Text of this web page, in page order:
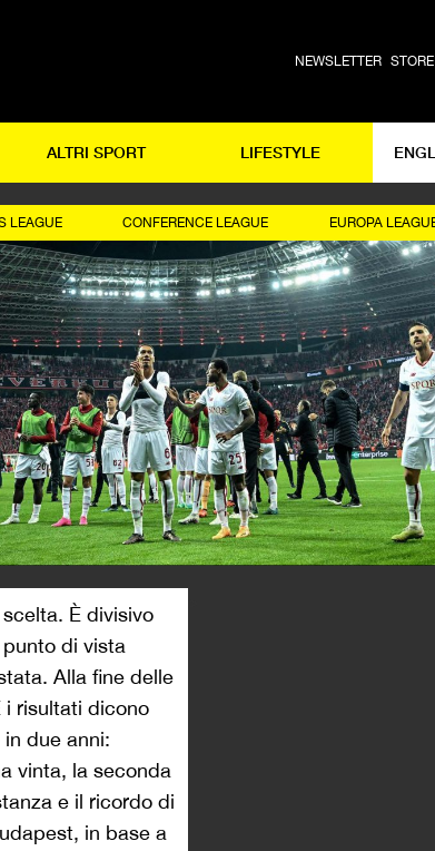
NEWSLETTER STORE
ALTRI SPORT LIFESTYLE
LEAGUE CONFERENCE LEAGUE EUROPA
È divisivo
di vista
Alla fine delle
i risultati dicono
due anni:
vinta, la seconda
e il ricordo di
in base a